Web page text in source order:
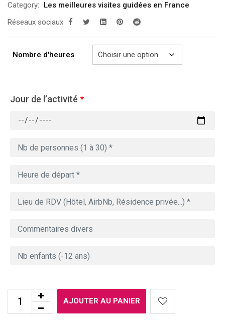
prix :
289.00€
729.00€
Category:
Les meilleures visites guidées en France
Réseaux sociaux
Nombre d'heures
Jour de l’activité *
AJOUTER AU PANIER